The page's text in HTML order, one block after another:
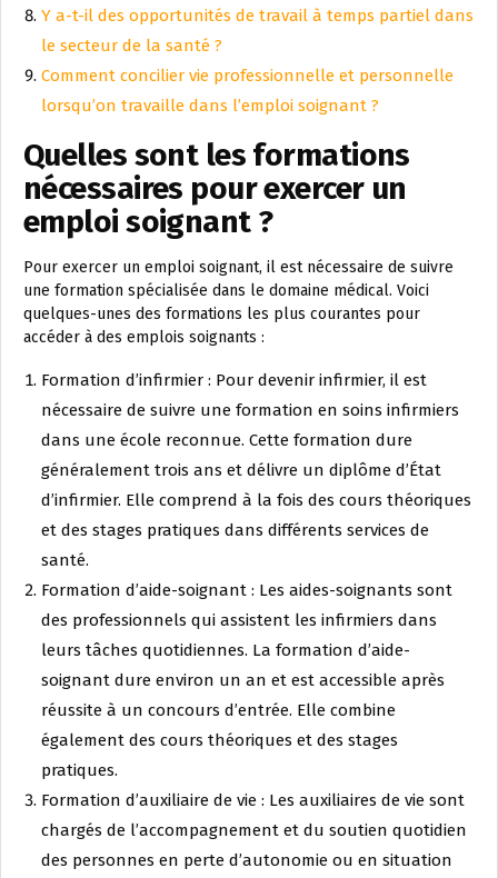
Y a-t-il des opportunités de travail à temps partiel dans
le secteur de la santé ?
Comment concilier vie professionnelle et personnelle
lorsqu’on travaille dans l’emploi soignant ?
Quelles sont les formations
nécessaires pour exercer un
emploi soignant ?
Pour exercer un emploi soignant, il est nécessaire de suivre
une formation spécialisée dans le domaine médical. Voici
quelques-unes des formations les plus courantes pour
accéder à des emplois soignants :
Formation d’infirmier : Pour devenir infirmier, il est
nécessaire de suivre une formation en soins infirmiers
dans une école reconnue. Cette formation dure
généralement trois ans et délivre un diplôme d’État
d’infirmier. Elle comprend à la fois des cours théoriques
et des stages pratiques dans différents services de
santé.
Formation d’aide-soignant : Les aides-soignants sont
des professionnels qui assistent les infirmiers dans
leurs tâches quotidiennes. La formation d’aide-
soignant dure environ un an et est accessible après
réussite à un concours d’entrée. Elle combine
également des cours théoriques et des stages
pratiques.
Formation d’auxiliaire de vie : Les auxiliaires de vie sont
chargés de l’accompagnement et du soutien quotidien
des personnes en perte d’autonomie ou en situation